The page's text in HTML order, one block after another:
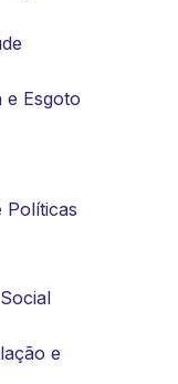
e Esgoto
Políticas
e